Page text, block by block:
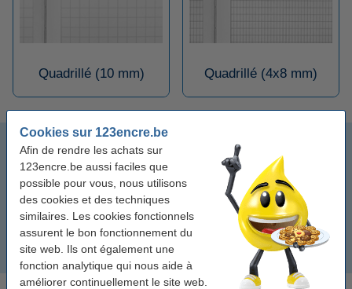
Cookies sur 123encre.be
Afin de rendre les achats sur
123encre.be aussi faciles que
possible pour vous, nous utilisons
des cookies et des techniques
similaires. Les cookies fonctionnels
assurent le bon fonctionnement du
site web. Ils ont également une
fonction analytique qui nous aide à
améliorer continuellement le site web.
Quadrillé (10 mm) Quadrillé (4x8 mm)
Quadrillé (5 mm)
Quadrillé (10 mm)
Quadrillé (4x8 mm)